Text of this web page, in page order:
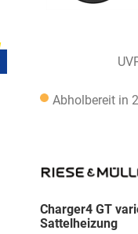
Abholbereit in
Charger4 GT
Sattelheizung